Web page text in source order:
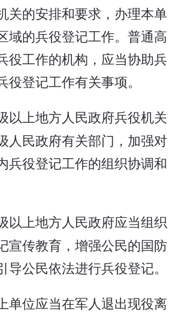
关的安排和要求，办理本单
域的兵役登记工作。普通高
役工作的机构，应当协助兵
役登记工作有关事项。
以上地方人民政府兵役机关
人民政府有关部门，加强对
兵役登记工作的组织协调和
以上地方人民政府应当组织
宣传教育，增强公民的国防
导公民依法进行兵役登记。
单位应当在军人退出现役离